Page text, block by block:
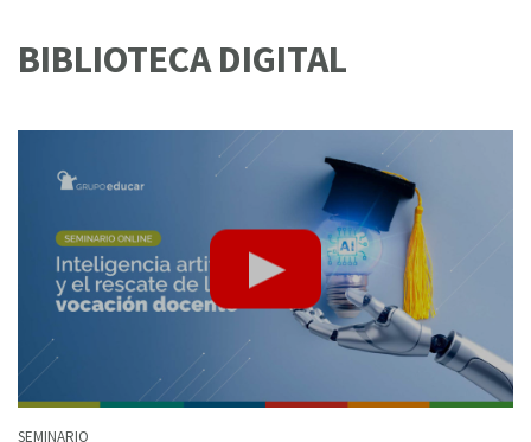
BIBLIOTECA DIGITAL
SEMINARIO